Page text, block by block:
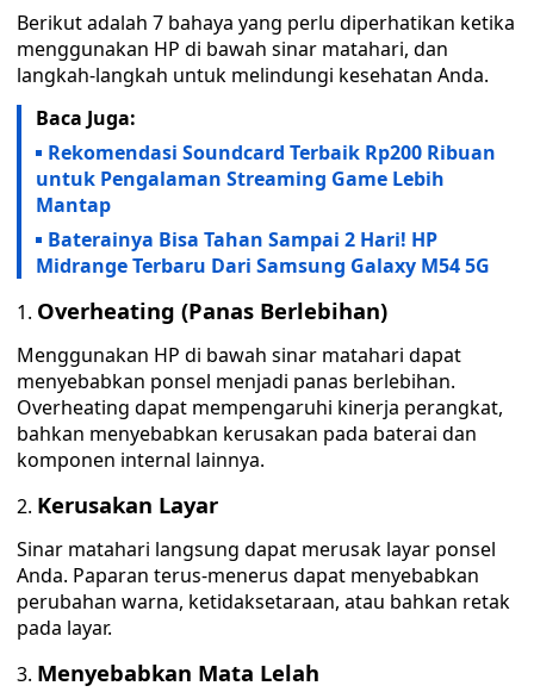
Berikut adalah 7 bahaya yang perlu diperhatikan ketika
menggunakan HP di bawah sinar matahari, dan
langkah-langkah untuk melindungi kesehatan Anda.
Baca Juga:
Rekomendasi Soundcard Terbaik Rp200 Ribuan
untuk Pengalaman Streaming Game Lebih
Mantap
Baterainya Bisa Tahan Sampai 2 Hari! HP
Midrange Terbaru Dari Samsung Galaxy M54 5G
Overheating (Panas Berlebihan)
Menggunakan HP di bawah sinar matahari dapat
menyebabkan ponsel menjadi panas berlebihan.
Overheating dapat mempengaruhi kinerja perangkat,
bahkan menyebabkan kerusakan pada baterai dan
komponen internal lainnya.
Kerusakan Layar
Sinar matahari langsung dapat merusak layar ponsel
Anda. Paparan terus-menerus dapat menyebabkan
perubahan warna, ketidaksetaraan, atau bahkan retak
pada layar.
Menyebabkan Mata Lelah